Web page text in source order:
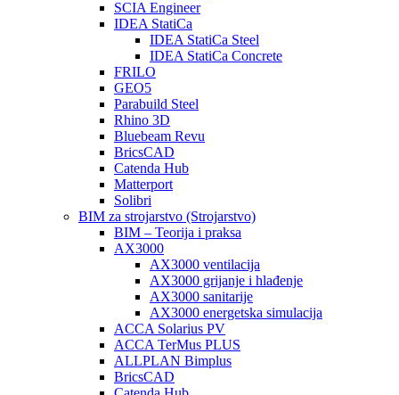
SCIA Engineer
IDEA StatiCa
IDEA StatiCa Steel
IDEA StatiCa Concrete
FRILO
GEO5
Parabuild Steel
Rhino 3D
Bluebeam Revu
BricsCAD
Catenda Hub
Matterport
Solibri
BIM za strojarstvo (Strojarstvo)
BIM – Teorija i praksa
AX3000
AX3000 ventilacija
AX3000 grijanje i hlađenje
AX3000 sanitarije
AX3000 energetska simulacija
ACCA Solarius PV
ACCA TerMus PLUS
ALLPLAN Bimplus
BricsCAD